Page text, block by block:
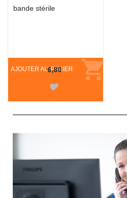
bande stérile
AJOUTER AU PANIER
6,80